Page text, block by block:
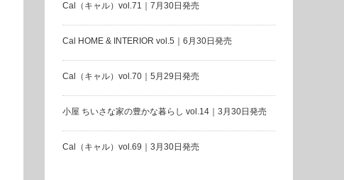
Cal（キャル）vol.71｜7月30日発売
Cal HOME & INTERIOR vol.5｜6月30日発売
Cal（キャル）vol.70｜5月29日発売
小屋 ちいさな家の豊かな暮らし vol.14｜3月30日発売
Cal（キャル）vol.69｜3月30日発売